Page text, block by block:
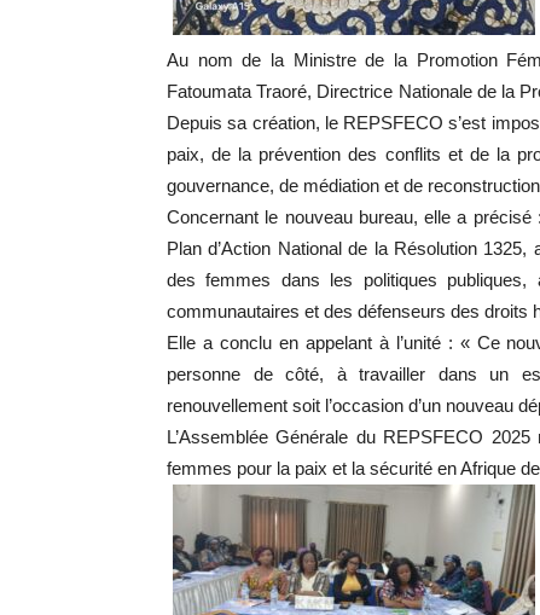
Au nom de la Ministre de la Promotion
Fatoumata Traoré, Directrice Nationale de la
Depuis sa création, le REPSFECO s’est
paix, de la prévention des conflits et de la
gouvernance, de médiation et de
Concernant le nouveau bureau, elle a
Plan d’Action National de la Résolution
des femmes dans les politiques publiques,
communautaires et des défenseurs des droits
Elle a conclu en appelant à l’unité : « Ce
personne de côté, à travailler dans un
renouvellement soit l’occasion d’un nouveau
L’Assemblée Générale du REPSFECO
femmes pour la paix et la sécurité en Afrique de